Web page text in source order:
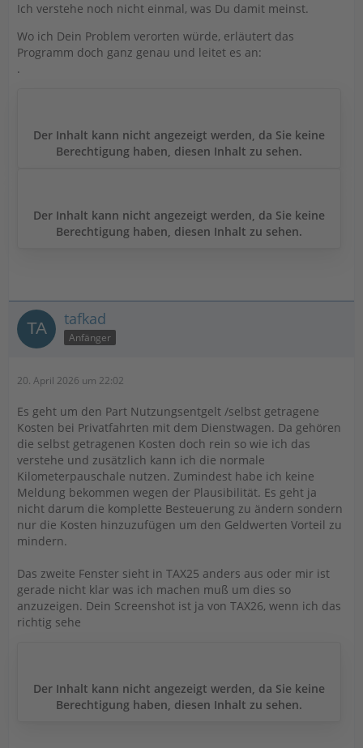
Ich verstehe noch nicht einmal, was Du damit meinst.
Wo ich Dein Problem verorten würde, erläutert das
Programm doch ganz genau und leitet es an:
.
Der Inhalt kann nicht angezeigt werden, da Sie keine
Berechtigung haben, diesen Inhalt zu sehen.
Der Inhalt kann nicht angezeigt werden, da Sie keine
Berechtigung haben, diesen Inhalt zu sehen.
tafkad
Anfänger
20. April 2026 um 22:02
Es geht um den Part Nutzungsentgelt /selbst getragene
Kosten bei Privatfahrten mit dem Dienstwagen. Da gehören
die selbst getragenen Kosten doch rein so wie ich das
verstehe und zusätzlich kann ich die normale
Kilometerpauschale nutzen. Zumindest habe ich keine
Meldung bekommen wegen der Plausibilität. Es geht ja
nicht darum die komplette Besteuerung zu ändern sondern
nur die Kosten hinzuzufügen um den Geldwerten Vorteil zu
mindern.
Das zweite Fenster sieht in TAX25 anders aus oder mir ist
gerade nicht klar was ich machen muß um dies so
anzuzeigen. Dein Screenshot ist ja von TAX26, wenn ich das
richtig sehe
Der Inhalt kann nicht angezeigt werden, da Sie keine
Berechtigung haben, diesen Inhalt zu sehen.